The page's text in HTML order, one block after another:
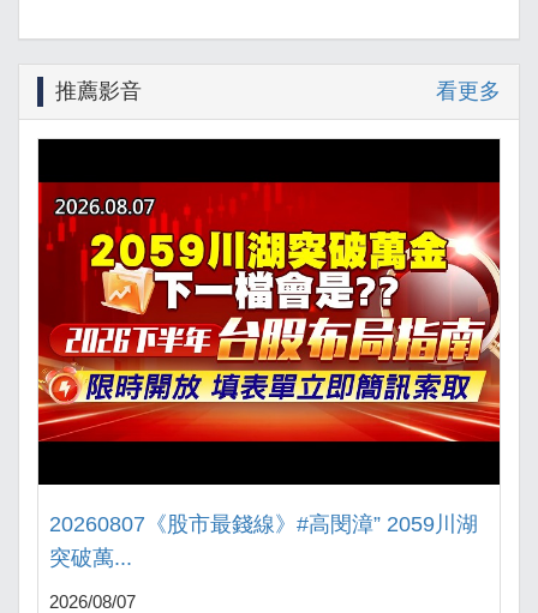
推薦影音 看更多
20260807《股市最錢線》#高閔漳” 2059川湖
突破萬...
2026/08/07